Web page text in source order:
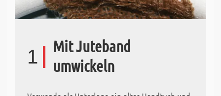
1
Mit Juteband
umwickeln